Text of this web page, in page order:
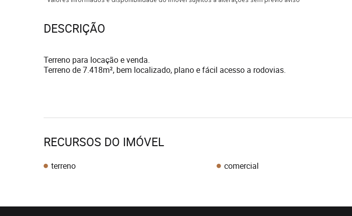
DESCRIÇÃO
Terreno para locação e venda.
Terreno de 7.418m², bem localizado, plano e fácil acesso a rodovias.
RECURSOS DO IMÓVEL
terreno comercial